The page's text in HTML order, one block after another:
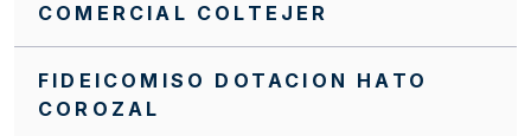
COMERCIAL COLTEJER
FIDEICOMISO DOTACION HATO
COROZAL